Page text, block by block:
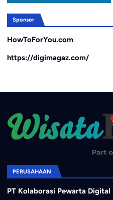
Sponsor
HowToForYou.com
https://digimagaz.com/
PERUSAHAAN
PT Kolaborasi Pewarta Digital